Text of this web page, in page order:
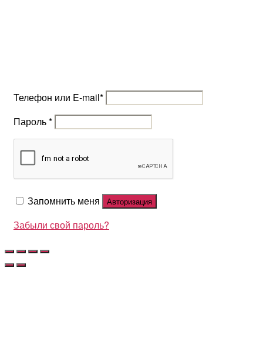
Телефон или E-mail*
Пароль*
Запомнить меня Авторизация
Забыли свой пароль?